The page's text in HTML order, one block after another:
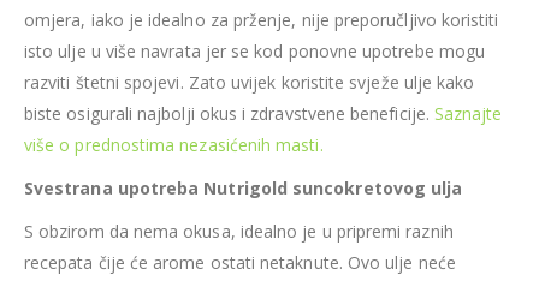
omjera, iako je idealno za prženje, nije preporučljivo koristiti
isto ulje u više navrata jer se kod ponovne upotrebe mogu
razviti štetni spojevi. Zato uvijek koristite svježe ulje kako
biste osigurali najbolji okus i zdravstvene beneficije. Saznajte
više o prednostima nezasićenih masti.
Svestrana upotreba Nutrigold suncokretovog ulja
S obzirom da nema okusa, idealno je u pripremi raznih
recepata čije će arome ostati netaknute. Ovo ulje neće